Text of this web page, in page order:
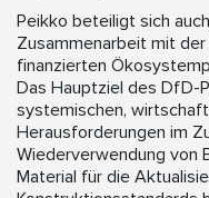
Peikko beteiligt sich
Zusammenarbeit mit der
finanzierten
Das Hauptziel des DfD-
systemischen,
Herausforderungen im
Wiederverwendung von
Material für die